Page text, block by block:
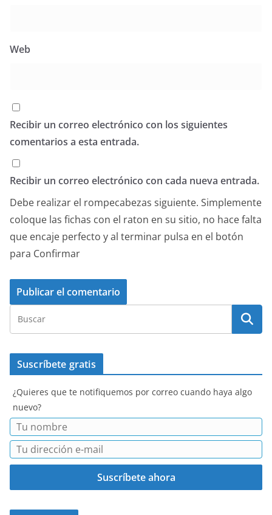
Web
Recibir un correo electrónico con los siguientes
comentarios a esta entrada.
Recibir un correo electrónico con cada nueva entrada.
Debe realizar el rompecabezas siguiente. Simplemente
coloque las fichas con el raton en su sitio, no hace falta
que encaje perfecto y al terminar pulsa en el botón
para Confirmar
Suscríbete gratis
¿Quieres que te notifiquemos por correo cuando haya algo
nuevo?